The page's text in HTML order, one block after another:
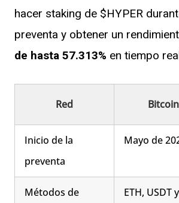
hacer staking de $HYPER
preventa y obtener un
de hasta 57.313% en tiempo
Red
Inicio de la
preventa
Mayo de
Métodos de
ETH, USDT